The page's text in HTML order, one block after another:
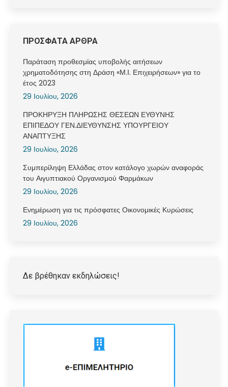
ΠΡΟΣΦΑΤΑ ΑΡΘΡΑ
Παράταση προθεσμίας υποβολής αιτήσεων
χρηματοδότησης στη Δράση «Μ.Ι. Επιχειρήσεων» για το
έτος 2023
29 Ιουλίου, 2026
ΠΡΟΚΗΡΥΞΗ ΠΛΗΡΩΣΗΣ ΘΕΣΕΩΝ ΕΥΘΥΝΗΣ
ΕΠΙΠΕΔΟΥ ΓΕΝ.ΔΙΕΥΘΥΝΣΗΣ ΥΠΟΥΡΓΕΙΟΥ
ΑΝΑΠΤΥΞΗΣ
29 Ιουλίου, 2026
Συμπερίληψη Ελλάδας στον κατάλογο χωρών αναφοράς
του Αιγυπτιακού Οργανισμού Φαρμάκων
29 Ιουλίου, 2026
Ενημέρωση για τις πρόσφατες Οικονομικές Κυρώσεις
29 Ιουλίου, 2026
Δε βρέθηκαν εκδηλώσεις!